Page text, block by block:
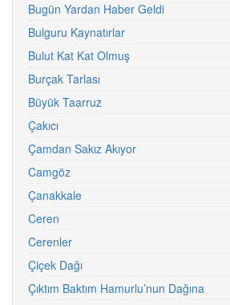
Bugün Yardan Haber Geldi
Bulguru Kaynatırlar
Bulut Kat Kat Olmuş
Burçak Tarlası
Büyük Taarruz
Çakıcı
Çamdan Sakız Akıyor
Camgöz
Çanakkale
Ceren
Cerenler
Çiçek Dağı
Çıktım Baktım Hamurlu’nun Dağına